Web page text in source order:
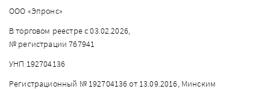
ООО «Эпронс»
В торговом реестре с 03.02.2026,
№ регистрации 767941
УНП 192704136
Регистрационный № 192704136 от 13.09.2016, Минским